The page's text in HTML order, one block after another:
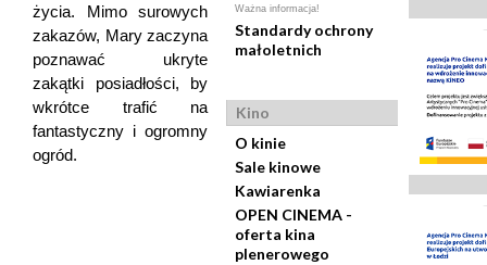
życia. Mimo surowych
zakazów, Mary zaczyna
poznawać ukryte
zakątki posiadłości, by
wkrótce trafić na
fantastyczny i ogromny
ogród.
Ważna informacja!
Standardy ochrony
małoletnich
Kino
O kinie
Sale kinowe
Kawiarenka
OPEN CINEMA -
oferta kina
plenerowego